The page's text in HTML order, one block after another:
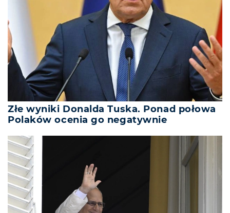
Złe wyniki Donalda Tuska. Ponad połowa
Polaków ocenia go negatywnie